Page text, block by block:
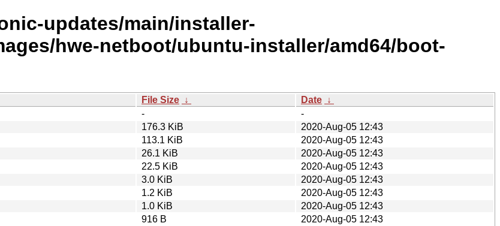
updates/main/installer-
hwe-netboot/ubuntu-installer/amd64/boot-
File Size ↓ Date ↓
-
-
176.3 KiB
2020-Aug-05 12:43
113.1 KiB
2020-Aug-05 12:43
26.1 KiB
2020-Aug-05 12:43
22.5 KiB
2020-Aug-05 12:43
3.0 KiB
2020-Aug-05 12:43
1.2 KiB
2020-Aug-05 12:43
1.0 KiB
2020-Aug-05 12:43
916 B
2020-Aug-05 12:43